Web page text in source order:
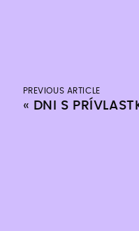
PREVIOUS ARTICLE
« DNI S